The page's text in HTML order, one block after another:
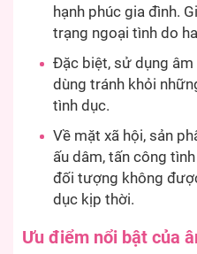
hạnh phúc gia đình.
trạng ngoại tình do
Đặc biệt, sử dụng
dùng tránh khỏi
tình dục.
Về mặt xã hội, sản
ấu dâm, tấn công
đối tượng không
dục kịp thời.
Ưu điểm nổi bật của